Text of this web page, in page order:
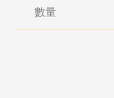
數量